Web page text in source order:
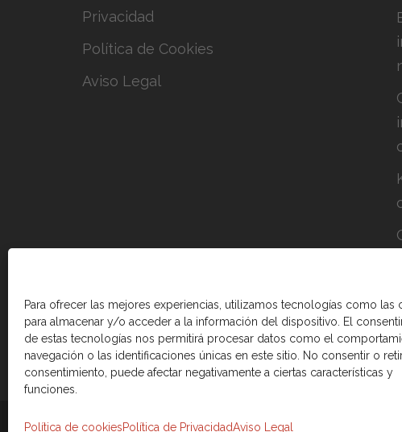
Para ofrecer las mejores experiencias, utilizamos tecnologías como las
para almacenar y/o acceder a la información del dispositivo. El
de estas tecnologías nos permitirá procesar datos como el
navegación o las identificaciones únicas en este sitio. No consentir o
consentimiento, puede afectar negativamente a ciertas características y
funciones.
Política de cookiesPolítica de PrivacidadAviso Legal
Privacidad
Política de Cookies
Aviso Legal
© 2026 Cámara de comercio Canadá España.